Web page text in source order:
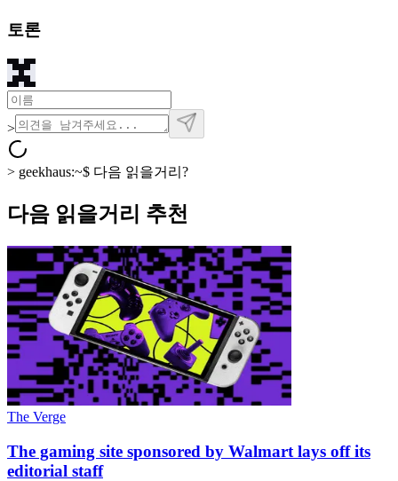
토론
>
> geekhaus:~$ 다음 읽을거리?
다음 읽을거리 추천
The Verge
The gaming site sponsored by Walmart lays off its
editorial staff